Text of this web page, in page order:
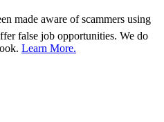
made aware of scammers using
false job opportunities. We do
Learn More.